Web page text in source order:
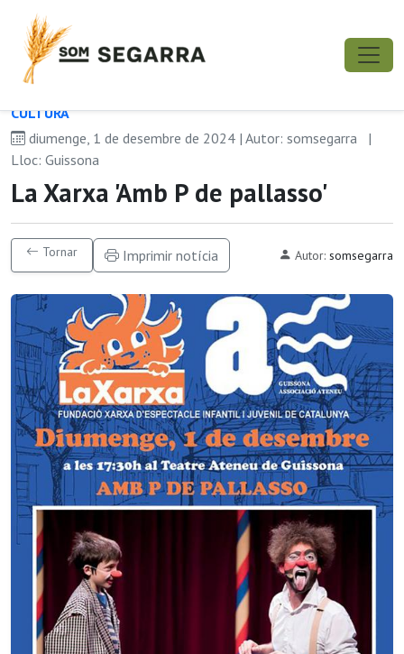
CULTURA
diumenge, 1 de desembre de 2024 | Autor: somsegarra
|
Lloc: Guissona
La Xarxa 'Amb P de pallasso'
Tornar Imprimir notícia Autor: somsegarra